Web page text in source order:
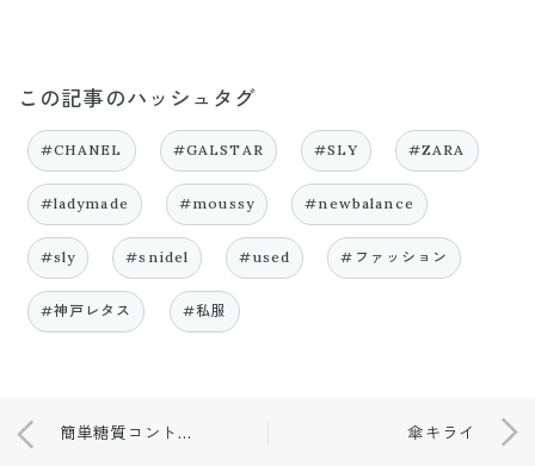
この記事のハッシュタグ
#CHANEL #GALSTAR #SLY #ZARA
#ladymade #moussy #newbalance
#sly #snidel #used #ファッション
#神戸レタス #私服
簡単糖質コントロールダイエット 傘キライ